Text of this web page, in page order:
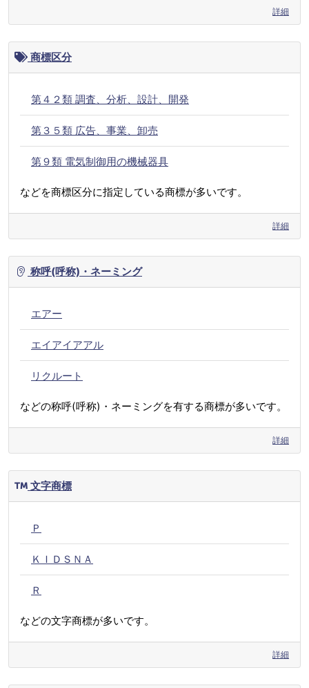
詳細
商標区分
第４２類 調査、分析、設計、開発
第３５類 広告、事業、卸売
第９類 電気制御用の機械器具
などを商標区分に指定している商標が多いです。
詳細
称呼(呼称)・ネーミング
エアー
エイアイアアル
リクルート
などの称呼(呼称)・ネーミングを有する商標が多いです。
詳細
文字商標
Ｐ
ＫＩＤＳＮＡ
Ｒ
などの文字商標が多いです。
詳細